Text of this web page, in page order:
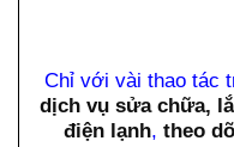
Chỉ với vài thao tác
dịch vụ sửa chữa,
điện lạnh, theo